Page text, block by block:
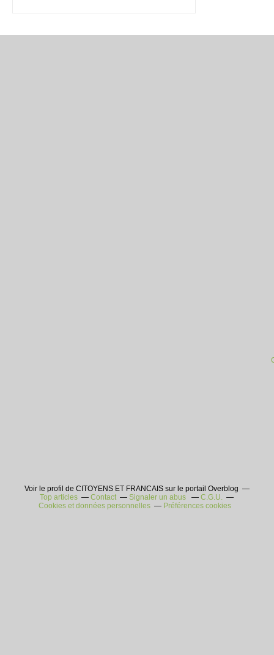
Voir le profil de CITOYENS ET FRANCAIS sur le portail Overblog
Top articles
Contact Signaler un abus
C.G.U.
Cookies et données personnelles
Préférences cookies